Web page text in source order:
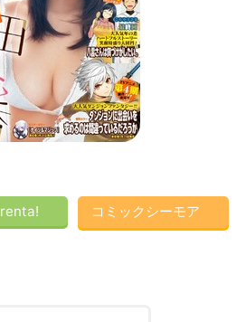
renta! コミックシーモア